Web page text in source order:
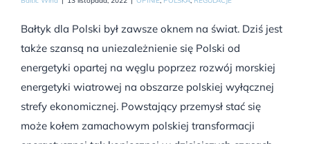
Bałtyk dla Polski był zawsze oknem na świat. Dziś jest
także szansą na uniezależnienie się Polski od
energetyki opartej na węglu poprzez rozwój morskiej
energetyki wiatrowej na obszarze polskiej wyłącznej
strefy ekonomicznej. Powstający przemysł stać się
może kołem zamachowym polskiej transformacji